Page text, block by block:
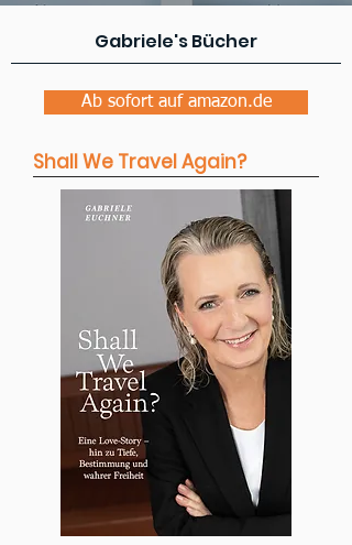
Gabriele's Bücher
Ab sofort auf amazon.de
Shall We Travel Again?